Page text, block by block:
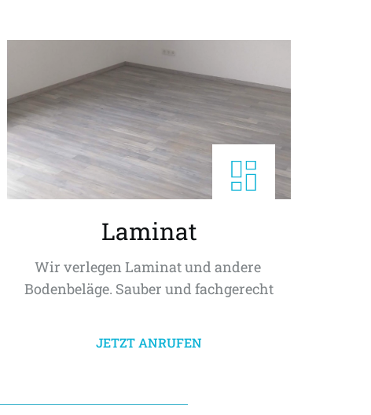
Laminat
Wir verlegen Laminat und andere
Bodenbeläge. Sauber und fachgerecht
JETZT ANRUFEN